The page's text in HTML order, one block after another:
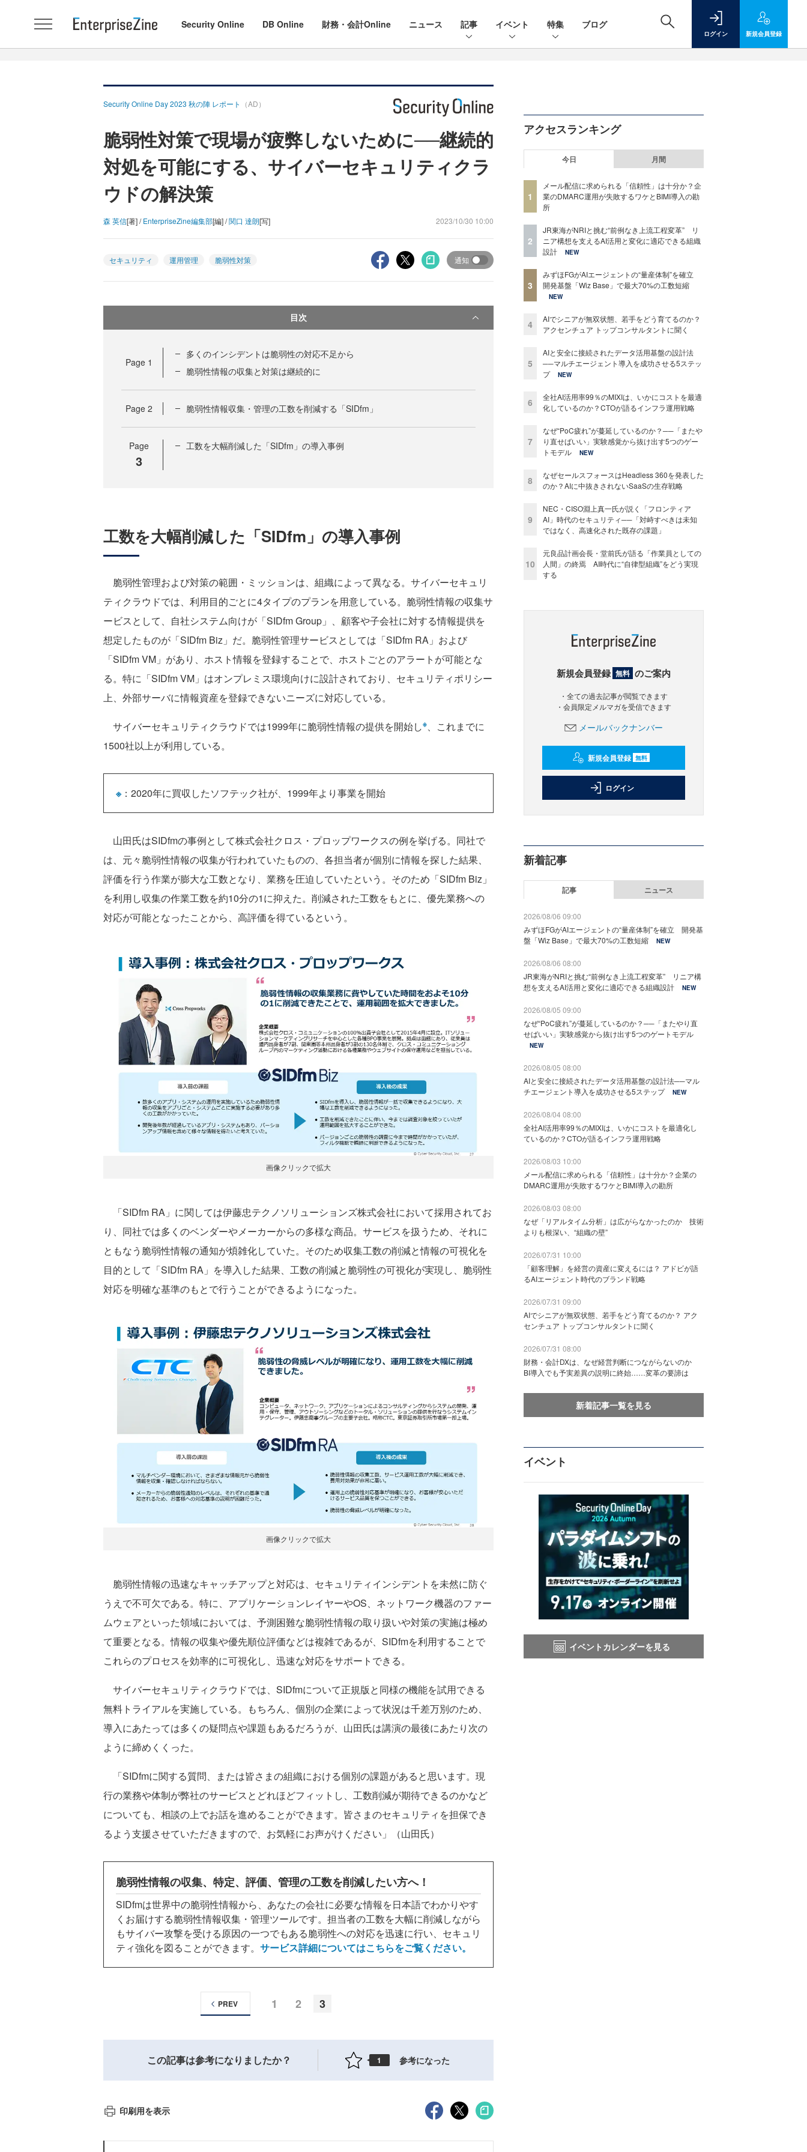
Security Online DB Online 財務・会計Online ニュース 記事 イベント 特集 ブログ
ログイン 新規会員登録
Security Online Day 2023 秋の陣 レポート （AD）
脆弱性対策で現場が疲弊しないために──継続的
対処を可能にする、サイバーセキュリティクラ
ウドの解決策
森 英信[著] /EnterpriseZine編集部[編] /関口 達朗[写] 2023/10/30 10:00
セキュリティ 運用管理 脆弱性対策 通知
目次
Page 1
多くのインシデントは脆弱性の対応不足から
脆弱性情報の収集と対策は継続的に
Page 2 脆弱性情報収集・管理の工数を削減する「SIDfm」
Page
3
工数を大幅削減した「SIDfm」の導入事例
工数を大幅削減した「SIDfm」の導入事例
脆弱性管理および対策の範囲・ミッションは、組織によって異なる。サイバーセキュリ
ティクラウドでは、利用目的ごとに4タイプのプランを用意している。脆弱性情報の収集サ
ービスとして、自社システム向けが「SIDfm Group」、顧客や子会社に対する情報提供を
想定したものが「SIDfm Biz」だ。脆弱性管理サービスとしては「SIDfm RA」および
「SIDfm VM」があり、ホスト情報を登録することで、ホストごとのアラートが可能とな
る。特に「SIDfm VM」はオンプレミス環境向けに設計されており、セキュリティポリシー
上、外部サーバに情報資産を登録できないニーズに対応している。
サイバーセキュリティクラウドでは1999年に脆弱性情報の提供を開始し※、これまでに
1500社以上が利用している。
※ ：2020年に買収したソフテック社が、1999年より事業を開始
山田氏はSIDfmの事例として株式会社クロス・プロップワークスの例を挙げる。同社で
は、元々脆弱性情報の収集が行われていたものの、各担当者が個別に情報を探した結果、
評価を行う作業が膨大な工数となり、業務を圧迫していたという。そのため「SIDfm Biz」
を利用し収集の作業工数を約10分の1に抑えた。削減された工数をもとに、優先業務への
対応が可能となったことから、高評価を得ているという。
画像クリックで拡大
「SIDfm RA」に関しては伊藤忠テクノソリューションズ株式会社において採用されてお
り、同社では多くのベンダーやメーカーからの多様な商品。サービスを扱うため、それに
ともなう脆弱性情報の通知が煩雑化していた。そのため収集工数の削減と情報の可視化を
目的として「SIDfm RA」を導入した結果、工数の削減と脆弱性の可視化が実現し、脆弱性
対応を明確な基準のもとで行うことができるようになった。
画像クリックで拡大
脆弱性情報の迅速なキャッチアップと対応は、セキュリティインシデントを未然に防ぐ
うえで不可欠である。特に、アプリケーションレイヤーやOS、ネットワーク機器のファー
ムウェアといった領域においては、予測困難な脆弱性情報の取り扱いや対策の実施は極め
て重要となる。情報の収集や優先順位評価などは複雑であるが、SIDfmを利用することで
これらのプロセスを効率的に可視化し、迅速な対応をサポートできる。
サイバーセキュリティクラウドでは、SIDfmについて正規版と同様の機能を試用できる
無料トライアルを実施している。もちろん、個別の企業によって状況は千差万別のため、
導入にあたっては多くの疑問点や課題もあるだろうが、山田氏は講演の最後にあたり次の
ように締めくくった。
「SIDfmに関する質問、または皆さまの組織における個別の課題があると思います。現
行の業務や体制が弊社のサービスとどれほどフィットし、工数削減が期待できるのかなど
についても、相談の上でお話を進めることができます。皆さまのセキュリティを担保でき
るよう支援させていただきますので、お気軽にお声がけください」（山田氏）
脆弱性情報の収集、特定、評価、管理の工数を削減したい方へ！
SIDfmは世界中の脆弱性情報から、あなたの会社に必要な情報を日本語でわかりやす
くお届けする脆弱性情報収集・管理ツールです。担当者の工数を大幅に削減しながら
もサイバー攻撃を受ける原因の一つでもある脆弱性への対応を迅速に行い、セキュリ
ティ強化を図ることができます。 サービス詳細についてはこちらをご覧ください。
1 2 3
PREV
この記事は参考になりましたか？ 1 参考になった
印刷用を表示
アクセスランキング
今日 月間
1
メール配信に求められる「信頼性」は十分か？企
業のDMARC運用が失敗するワケとBIMI導入の勘
所
2
JR東海がNRIと挑む“前例なき上流工程変革” リ
ニア構想を支えるAI活用と変化に適応できる組織
設計
NEW
3
みずほFGがAIエージェントの“量産体制”を確立
開発基盤「Wiz Base」で最大70%の工数短縮
NEW
4
AIでシニアが無双状態、若手をどう育てるのか？
アクセンチュア トップコンサルタントに聞く
5
AIと安全に接続されたデータ活用基盤の設計法
──マルチエージェント導入を成功させる5ステッ
プ
NEW
6
全社AI活用率99％のMIXIは、いかにコストを最適
化しているのか？CTOが語るインフラ運用戦略
7
なぜ“PoC疲れ”が蔓延しているのか？──「またや
り直せばいい」実験感覚から抜け出す5つのゲー
トモデル
NEW
8
なぜセールスフォースはHeadless 360を発表した
のか？AIに中抜きされないSaaSの生存戦略
9
NEC・CISO淵上真一氏が説く「フロンティア
AI」時代のセキュリティ──「対峙すべきは未知
ではなく、高速化された既存の課題」
10
元良品計画会長・堂前氏が語る「作業員としての
人間」の終焉 AI時代に“自律型組織”をどう実現
する
新規会員登録 無料 のご案内
・全ての過去記事が閲覧できます
・会員限定メルマガを受信できます
メールバックナンバー
新規会員登録 無料
ログイン
新着記事
記事 ニュース
2026/08/06 09:00
みずほFGがAIエージェントの“量産体制”を確立 開発基
盤「Wiz Base」で最大70%の工数短縮
NEW
2026/08/06 08:00
JR東海がNRIと挑む“前例なき上流工程変革” リニア構
想を支えるAI活用と変化に適応できる組織設計
NEW
2026/08/05 09:00
なぜ“PoC疲れ”が蔓延しているのか？──「またやり直
せばいい」実験感覚から抜け出す5つのゲートモデル
NEW
2026/08/05 08:00
AIと安全に接続されたデータ活用基盤の設計法──マル
チエージェント導入を成功させる5ステップ
NEW
2026/08/04 08:00
全社AI活用率99％のMIXIは、いかにコストを最適化し
ているのか？CTOが語るインフラ運用戦略
2026/08/03 10:00
メール配信に求められる「信頼性」は十分か？企業の
DMARC運用が失敗するワケとBIMI導入の勘所
2026/08/03 08:00
なぜ「リアルタイム分析」は広がらなかったのか 技術
よりも根深い、“組織の壁”
2026/07/31 10:00
「顧客理解」を経営の資産に変えるには？ アドビが語
るAIエージェント時代のブランド戦略
2026/07/31 09:00
AIでシニアが無双状態、若手をどう育てるのか？ アク
センチュア トップコンサルタントに聞く
2026/07/31 08:00
財務・会計DXは、なぜ経営判断につながらないのか
BI導入でも予実差異の説明に終始……変革の要諦は
新着記事一覧を見る
イベント
イベントカレンダーを見る